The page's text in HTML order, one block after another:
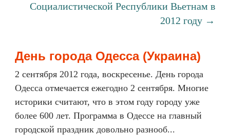
Социалистической Республики Вьетнам в
2012 году →
День города Одесса (Украина)
2 сентября 2012 года, воскресенье. День города
Одесса отмечается ежегодно 2 сентября. Многие
историки считают, что в этом году городу уже
более 600 лет. Программа в Одессе на главный
городской праздник довольно разнооб...